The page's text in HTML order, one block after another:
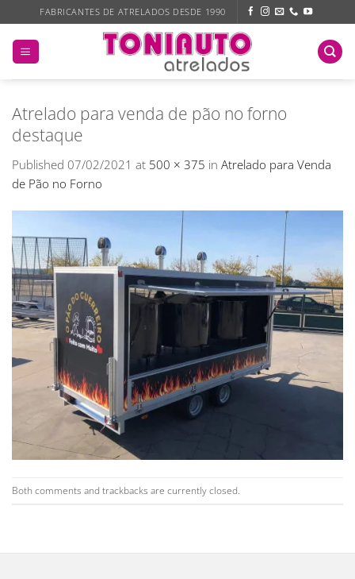
to
content
FABRICANTES DE ATRELADOS DESDE 1990
Atrelado para venda de pão no forno
destaque
Published 07/02/2021 at 500 × 375 in Atrelado para Venda
de Pão no Forno
Both comments and trackbacks are currently closed.